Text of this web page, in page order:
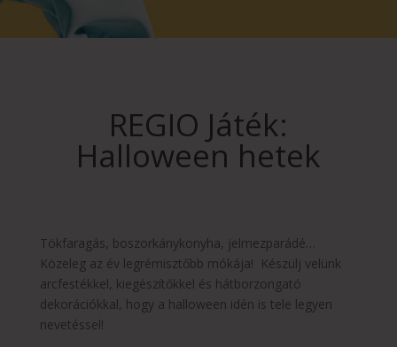
REGIO Játék:
Halloween hetek
Tökfaragás, boszorkánykonyha, jelmezparádé…
Közeleg az év legrémisztőbb mókája! Készülj velünk
arcfestékkel, kiegészítőkkel és hátborzongató
dekorációkkal, hogy a halloween idén is tele legyen
nevetéssel!